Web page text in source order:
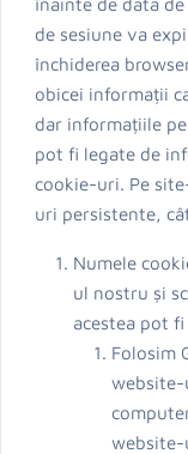
de sesiune va
închiderea
obicei informații
dar informațiile
pot fi legate de
cookie-uri. Pe
uri persistente,
Numele
ul nostru și
acestea pot
Folosim
website-